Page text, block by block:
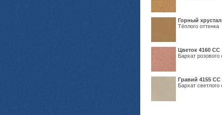
Горный
Тёплого оттенка
Цветок 4160 СС
Бархат розового
Гравий 4155 СС
Бархат светлого